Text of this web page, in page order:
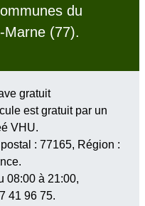
du
Marne (77).
gratuit
est gratuit par un
VHU.
: 77165, Région :
.
08:00 à 21:00,
41 96 75.